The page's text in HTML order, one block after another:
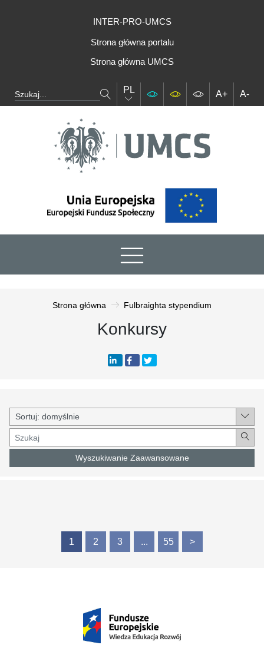
INTER-PRO-UMCS
Strona główna portalu
Strona główna UMCS
PL A+ A-
Strona główna Fulbraighta stypendium
Konkursy
Wyszukiwanie Zaawansowane
1 2 3 ... 55 >